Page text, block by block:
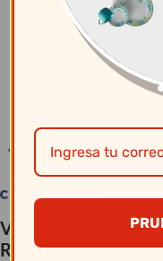
Vajillas Corona –
Reactivo